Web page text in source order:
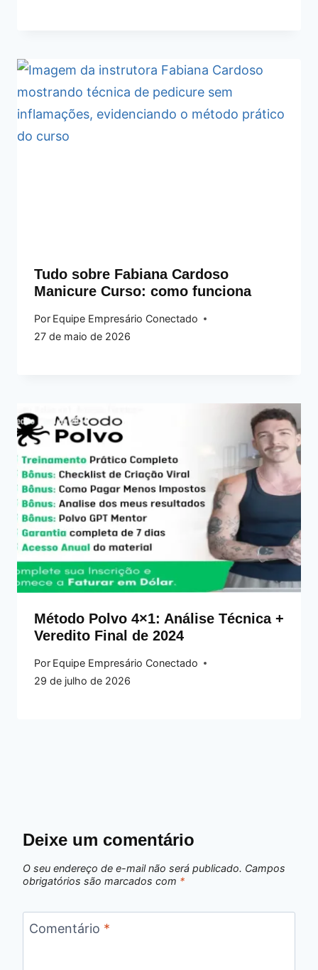
Tudo sobre Fabiana Cardoso
Manicure Curso: como funciona
Por Equipe Empresário Conectado
27 de maio de 2026
Método Polvo 4×1: Análise Técnica +
Veredito Final de 2024
Por Equipe Empresário Conectado
29 de julho de 2026
Deixe um comentário
O seu endereço de e-mail não será publicado. Campos
obrigatórios são marcados com *
Comentário *